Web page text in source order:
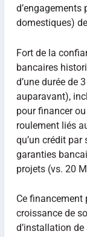
domestiques)
Fort de la
bancaires
d’une durée de
auparavant),
pour financer
roulement liés
qu’un crédit par
garanties
projets (vs. 20
Ce financement
croissance de
d’installation